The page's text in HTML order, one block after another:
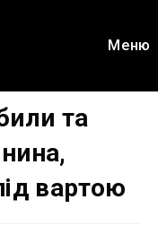
Меню
та
вартою